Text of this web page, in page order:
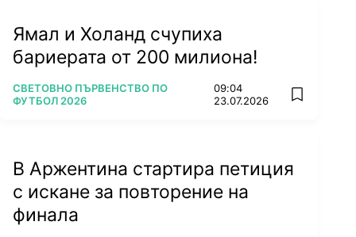
Ямал и Холанд счупиха
бариерата от 200 милиона!
ПОВЕЧЕ ОТ
СВЕТОВНО ПЪРВЕНСТВО ПО
ФУТБОЛ 2026
09:04
23.07.2026
add
В Аржентина стартира петиция
с искане за повторение на
финала